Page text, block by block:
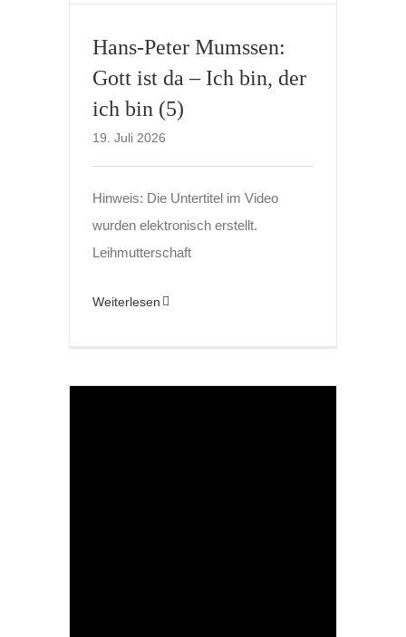
Hans-Peter Mumssen:
Gott ist da – Ich bin, der
ich bin (5)
19. Juli 2026
Hinweis: Die Untertitel im Video
wurden elektronisch erstellt.
Leihmutterschaft
Weiterlesen